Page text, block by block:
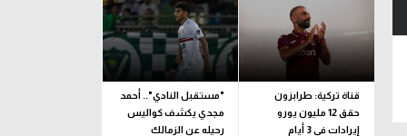
تحليل في الجول
حكايات في الجول
كويز في الجول
فيديو في الجول
قناة تركية: طرابزون
حقق 12 مليون يورو
إيرادات في 3 أيام
"مستقبل النادي".. أحمد
مجدي يكشف كواليس
رحيله عن الزمالك